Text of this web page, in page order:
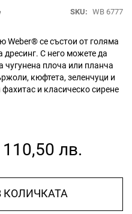
SKU WB 6777
Weber® се състои от голяма
дресинг. С него можете да
чугунена плоча или планча
кюфтета, зеленчуци и
и класическо сирене
лв.
КОЛИЧКАТА